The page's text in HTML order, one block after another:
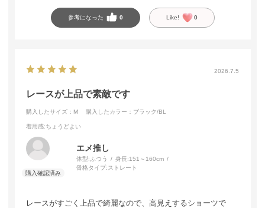
参考になった 0 Like! 0
2026.7.5
レースが上品で素敵です
購入したサイズ：M 購入したカラー：ブラック/BL
着用感:ちょうどよい
エメ推し
体型: ふつう 身長:151～160cm
骨格タイプ: ストレート
レースがすごく上品で綺麗なので、高見えするショーツで